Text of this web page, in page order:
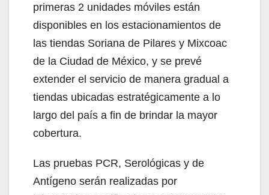
primeras 2 unidades móviles están
disponibles en los estacionamientos de
las tiendas Soriana de Pilares y Mixcoac
de la Ciudad de México, y se prevé
extender el servicio de manera gradual a
tiendas ubicadas estratégicamente a lo
largo del país a fin de brindar la mayor
cobertura.
Las pruebas PCR, Serológicas y de
Antígeno serán realizadas por